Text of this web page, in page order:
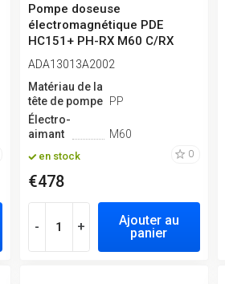
Pompe doseuse
électromagnétique PDE
HC151+ PH-RX M60 C/RX
PROBE, 1-10 l/h, 7-...
ADA13013A2002
Matériau de la
tête de pompe PP
Électro-
aimant
M60
en stock 0
€478
- +
Ajouter au
panier